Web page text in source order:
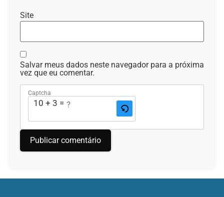
Site
Salvar meus dados neste navegador para a próxima
vez que eu comentar.
Captcha
10 + 3 = ?